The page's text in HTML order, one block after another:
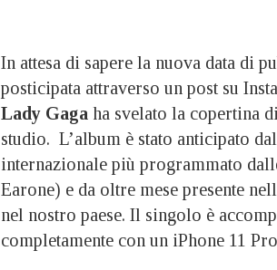
In attesa di sapere la nuova data di
posticipata attraverso un post su
Lady Gaga ha svelato la copertina
studio. L’album è stato anticipato
internazionale più programmato
Earone) e da oltre mese presente
nel nostro paese. Il singolo è
completamente con un iPhone 11